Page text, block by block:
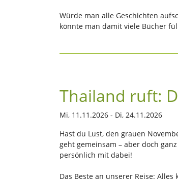
Würde man alle Geschichten
könnte man damit viele Bücher
Thailand ruft:
Mi, 11.11.2026 - Di, 24.11.2026
Hast du Lust, den grauen
geht gemeinsam – aber doch
persönlich mit dabei!
Das Beste an unserer Reise: Alles